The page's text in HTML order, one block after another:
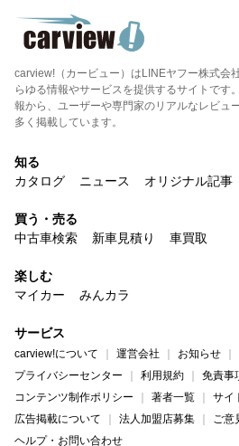
carview!（カービュー）はLINEヤフー株式会
らゆる情報やサービスを提供するサイトです
報から、ユーザーや専門家のリアルなレビュ
多く掲載しています。
知る
カタログ
ニュース オリジナル記事
買う・売る
中古車検索
新車見積り 車買取
楽しむ
マイカー
みんカラ
サービス
carview!について 運営会社 お知らせ
プライバシーセンター
利用規約
免責事
コンテンツ制作ポリシー
著者一覧
サイ
広告掲載について
法人加盟店募集
ご意
ヘルプ・お問い合わせ